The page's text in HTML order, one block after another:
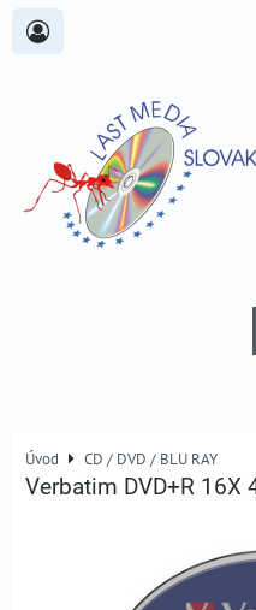
Úvod CD / DVD / BLU RAY
Verbatim DVD+R 16X